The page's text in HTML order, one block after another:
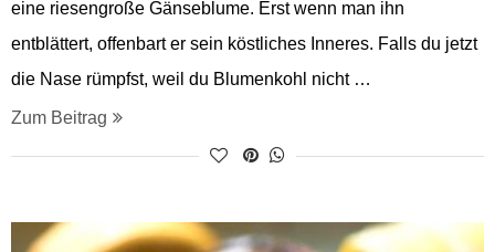
eine riesengroße Gänseblume. Erst wenn man ihn
entblättert, offenbart er sein köstliches Inneres. Falls du jetzt
die Nase rümpfst, weil du Blumenkohl nicht …
Zum Beitrag